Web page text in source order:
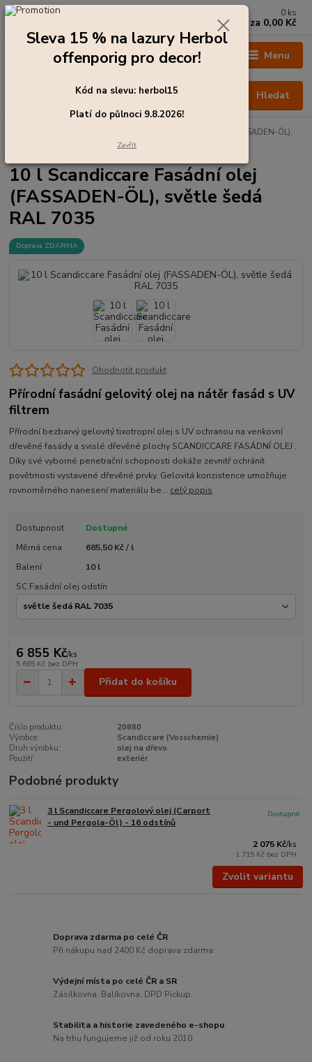
Menu
Hledat
+420 273 136 255
0 ks
za 0,00 Kč
10 l Scandiccare Fasádní olej (FASSADEN-ÖL),
10 l Scandiccare Fasádní olej
(FASSADEN-ÖL), světle šedá
RAL 7035
Doprava ZDARMA
Ohodnotit produkt
Přírodní fasádní gelovitý olej na nátěr fasád s UV
filtrem
Přírodní bezbarvý gelovitý tixotropní olej s UV ochranou na venkovní
dřevěné fasády a svislé dřevěné plochy SCANDICCARE FASÁDNÍ OLEJ .
Díky své vyborné penetrační schopnosti dokáže zevnitř ochránit
povětrnosti vystavené dřevěné prvky. Gelovitá konzistence umožňuje
rovnoměrného nanesení materiálu be... celý popis
Dostupnost
Dostupné
Měrná cena
685,50 Kč / l
Balení
10 l
SC Fasádní olej odstín
6 855 Kč/ks
5 665 Kč bez DPH
Přidat do košíku
Číslo produktu:
20880
Výrobce:
Scandiccare (Vosschemie)
Druh výrobku:
olej na dřevo
Použití:
exteriér
Podobné produkty
3 l Scandiccare Pergolový olej (Carport
- und Pergola-Öl) - 16 odstínů
2 075 Kč/ks
1 715 Kč bez DPH
Dostupné
Zvolit variantu
Doprava zdarma po celé ČR
Při nákupu nad 2400 Kč doprava zdarma.
Výdejní místa po celé ČR a SR
Zásilkovna, Balíkovna, DPD Pickup.
Stabilita a historie zavedeného e-shopu
Na trhu fungujeme již od roku 2010.
Sleva 15 % na lazury Herbol
offenporig pro decor!
Kód na slevu: herbol15
Platí do půlnoci 9.8.2026!
Zavřít